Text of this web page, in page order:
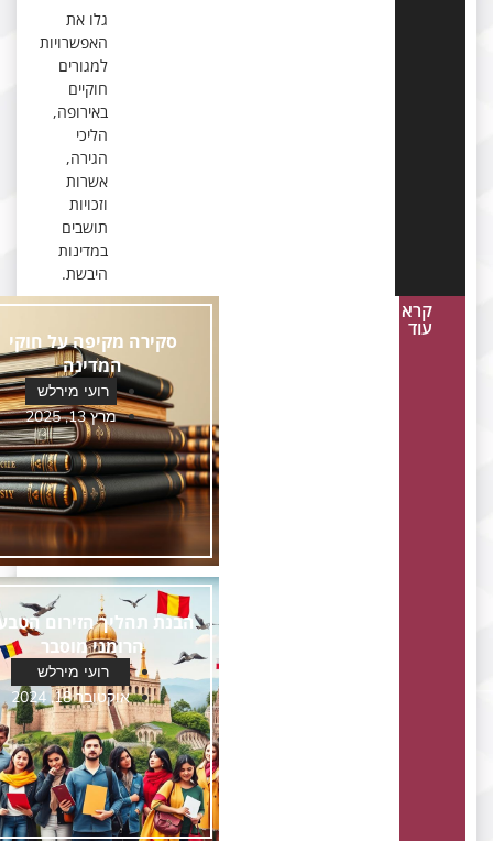
גלו את
האפשרויות
למגורים
חוקיים
באירופה,
הגירה,
אשרות
וזכויות
תושבים
במדינות
היבשת.
סקירה מקיפה על חוקי
המדינה
רועי מירלש
מרץ 13, 2025
הבנת תהליך הזירום הטבעי
הרומני מוסבר
רועי מירלש
אוקטובר 18, 2024